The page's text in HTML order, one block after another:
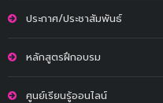
ประกาศ/ประชาสัมพันธ์
หลักสูตรฝึกอบรม
ศูนย์เรียนรู้ออนไลน์